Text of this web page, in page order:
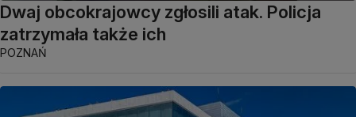
Dwaj obcokrajowcy zgłosili atak. Policja
zatrzymała także ich
POZNAŃ